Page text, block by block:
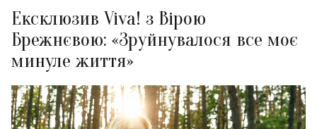
Ексклюзив Viva! з Вірою
Брежнєвою: «Зруйнувалося все моє
минуле життя»